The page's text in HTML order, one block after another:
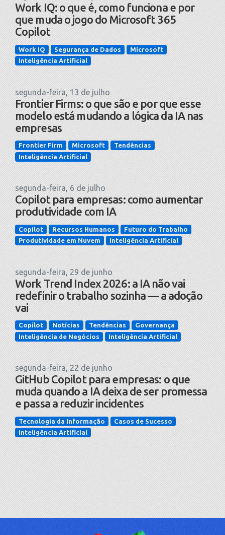
Work IQ: o que é, como funciona e por
que muda o jogo do Microsoft 365
Copilot
Work IQ Segurança de Dados
Microsoft
Inteligência Artificial
segunda-feira, 13 de julho
Frontier Firms: o que são e por que esse
modelo está mudando a lógica da IA nas
empresas
Frontier Firm Microsoft
Tendências
Inteligência Artificial
segunda-feira, 6 de julho
Copilot para empresas: como aumentar
produtividade com IA
Copilot Recursos Humanos
Futuro do Trabalho
Produtividade em Nuvem
Inteligência Artificial
segunda-feira, 29 de junho
Work Trend Index 2026: a IA não vai
redefinir o trabalho sozinha — a adoção
vai
Copilot Notícias Tendências
Governança
Inteligência de Negócios
Inteligência Artificial
segunda-feira, 22 de junho
GitHub Copilot para empresas: o que
muda quando a IA deixa de ser promessa
e passa a reduzir incidentes
Tecnologia da Informação
Casos de Sucesso
Inteligência Artificial